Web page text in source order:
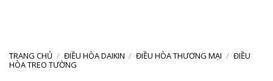
TRANG CHỦ / ĐIỀU HÒA DAIKIN / ĐIỀU HÒA THƯƠNG MẠI / ĐIỀU
HÒA TREO TƯỜNG